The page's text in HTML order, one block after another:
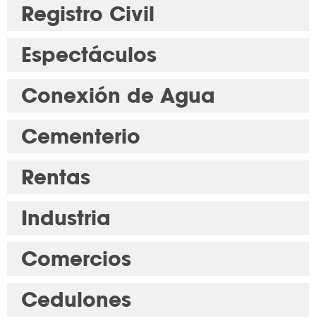
Registro Civil
Espectáculos
Conexión de Agua
Cementerio
Rentas
Industria
Comercios
Cedulones